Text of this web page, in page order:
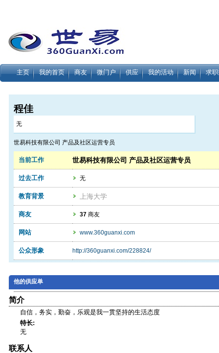
主页 我的首页 商友 微门户 供应 我的活动 新闻 求
程佳
无
世易科技有限公司 产品及社区运营专员
当前工作 世易科技有限公司 产品及社区运营专员
过去工作 无
教育背景 上海大学
商友 37 商友
网站 www.360guanxi.com
公众形象 http://360guanxi.com/228824/
他的供应单
简介
自信，务实，勤奋，乐观是我一贯坚持的生活态度
特长:
无
联系人